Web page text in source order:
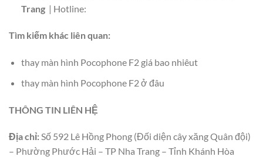
Trang| Hotline:
Tìm kiếm khác liên quan:
thay màn hình Pocophone F2 giá bao nhiêut
thay màn hình Pocophone F2 ở đâu
THÔNG TIN LIÊN HỆ
Địa chỉ:Số 592 Lê Hồng Phong (Đối diện cây xăng Quân đội)
– Phường Phước Hải – TP Nha Trang – Tỉnh Khánh Hòa